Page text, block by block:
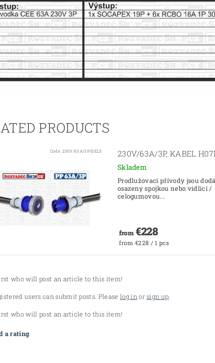
PRODUCTS
Code: 230V/63A/3P/DEL5 230V/63A/3P, KABEL
Skladem
Prodlužovací přívody jsou
osazeny spojkou nebo vidlicí /
celogumovou...
from€228
from €228 / 1 pcs
who will post an article to this item!
users can submit posts. Please log inorsign up.
who will post an article to this item!
a rating